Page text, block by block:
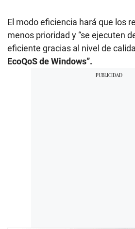
El modo eficiencia hará que los
menos prioridad y “se ejecuten
eficiente gracias al nivel de
EcoQoS de Windows”.